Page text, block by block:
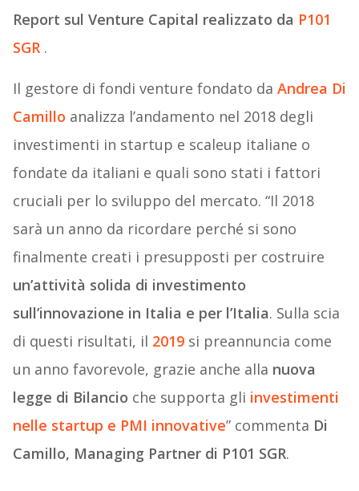
Report sul Venture Capital realizzato da P101
SGR .
Il gestore di fondi venture fondato da Andrea Di
Camillo analizza l’andamento nel 2018 degli
investimenti in startup e scaleup italiane o
fondate da italiani e quali sono stati i fattori
cruciali per lo sviluppo del mercato. “Il 2018
sarà un anno da ricordare perché si sono
finalmente creati i presupposti per costruire
un’attività solida di investimento
sull’innovazione in Italia e per l’Italia. Sulla scia
di questi risultati, il 2019si preannuncia come
un anno favorevole, grazie anche alla nuova
legge di Bilancio che supporta gli investimenti
nelle startup e PMI innovative” commenta Di
Camillo, Managing Partner di P101 SGR.